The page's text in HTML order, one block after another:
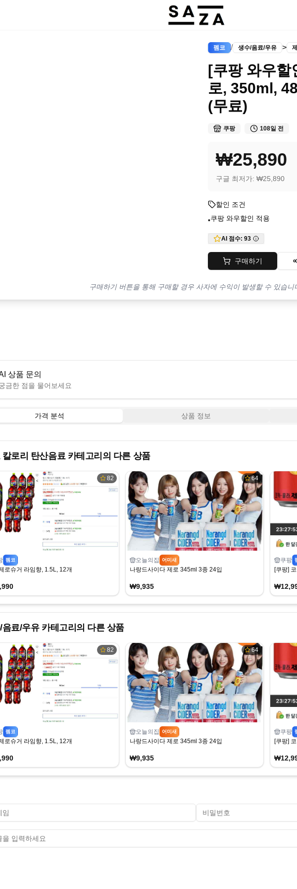
펨코 / 생수/음료/우유 >
[쿠팡 와우할
로, 350ml,
(무료)
쿠팡 108일 전
₩25,890
구글 최저가: ₩25,890
할인 조건
•쿠팡 와우할인 적용
AI 점수: 93
구매하기
구매하기 버튼을 통해 구매할 경우 사자에 수익이 발생할 수 있습니
상품 문의
금한 점을 물어보세요
가격 분석 상품 정보
칼로리 탄산음료카테고리의 다른 상품
82
펨코
로슈거 라임향, 1.5L, 12개
64
오늘의집 어미새
나랑드사이다 제로 345ml 3종 24입
₩9,935
쿠팡
[쿠팡]
음료/우유카테고리의 다른 상품
82
펨코
로슈거 라임향, 1.5L, 12개
64
오늘의집 어미새
나랑드사이다 제로 345ml 3종 24입
₩9,935
쿠팡
[쿠팡]